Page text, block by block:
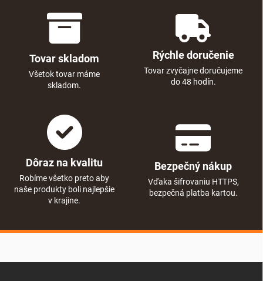
Tovar skladom
Všetok tovar máme
skladom.
Rýchle doručenie
Tovar zvyčajne doručujeme
do 48 hodín.
Dôraz na kvalitu
Robíme všetko preto aby
naše produkty boli najlepšie
v krajine.
Bezpečný nákup
Vďaka šifrovaniu HTTPS,
bezpečná platba kartou.